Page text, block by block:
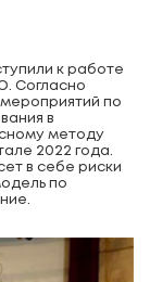
к работе
Согласно
по
в
методу
2022 года.
в себе риски
по